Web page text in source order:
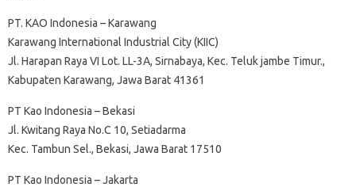
PT. KAO Indonesia – Karawang
Karawang International Industrial City (KIIC)
Jl. Harapan Raya VI Lot. LL-3A, Sirnabaya, Kec. Teluk jambe Timur.,
Kabupaten Karawang, Jawa Barat 41361
PT Kao Indonesia – Bekasi
Jl. Kwitang Raya No.C 10, Setiadarma
Kec. Tambun Sel., Bekasi, Jawa Barat 17510
PT Kao Indonesia – Jakarta